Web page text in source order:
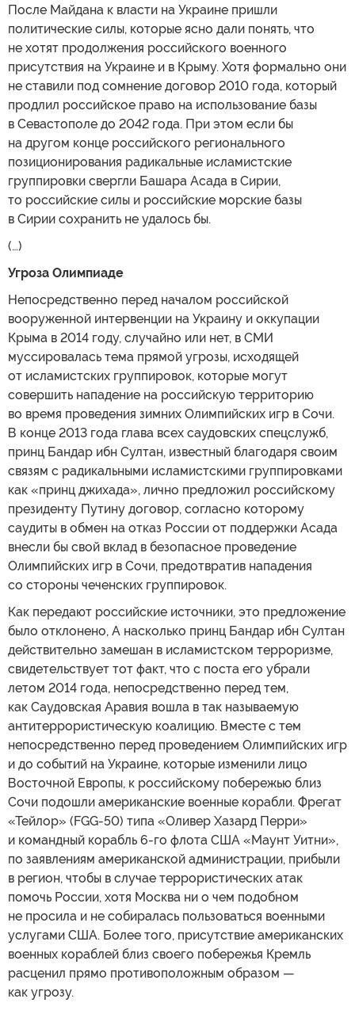
После Майдана к власти на Украине пришли
политические силы, которые ясно дали понять, что
не хотят продолжения российского военного
присутствия на Украине и в Крыму. Хотя формально они
не ставили под сомнение договор 2010 года, который
продлил российское право на использование базы
в Севастополе до 2042 года. При этом если бы
на другом конце российского регионального
позиционирования радикальные исламистские
группировки свергли Башара Асада в Сирии,
то российские силы и российские морские базы
в Сирии сохранить не удалось бы.
(…)
Угроза Олимпиаде
Непосредственно перед началом российской
вооруженной интервенции на Украину и оккупации
Крыма в 2014 году, случайно или нет, в СМИ
муссировалась тема прямой угрозы, исходящей
от исламистских группировок, которые могут
совершить нападение на российскую территорию
во время проведения зимних Олимпийских игр в Сочи.
В конце 2013 года глава всех саудовских спецслужб,
принц Бандар ибн Султан, известный благодаря своим
связям с радикальными исламистскими группировками
как «принц джихада», лично предложил российскому
президенту Путину договор, согласно которому
саудиты в обмен на отказ России от поддержки Асада
внесли бы свой вклад в безопасное проведение
Олимпийских игр в Сочи, предотвратив нападения
со стороны чеченских группировок.
Как передают российские источники, это предложение
было отклонено, А насколько принц Бандар ибн Султан
действительно замешан в исламистском терроризме,
свидетельствует тот факт, что с поста его убрали
летом 2014 года, непосредственно перед тем,
как Саудовская Аравия вошла в так называемую
антитеррористическую коалицию. Вместе с тем
непосредственно перед проведением Олимпийских игр
и до событий на Украине, которые изменили лицо
Восточной Европы, к российскому побережью близ
Сочи подошли американские военные корабли. Фрегат
«Тейлор» (FGG-50) типа «Оливер Хазард Перри»
и командный корабль 6-го флота США «Маунт Уитни»,
по заявлениям американской администрации, прибыли
в регион, чтобы в случае террористических атак
помочь России, хотя Москва ни о чем подобном
не просила и не собиралась пользоваться военными
услугами США. Более того, присутствие американских
военных кораблей близ своего побережья Кремль
расценил прямо противоположным образом —
как угрозу.